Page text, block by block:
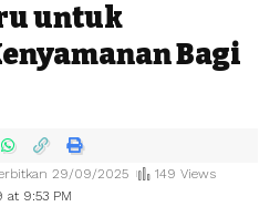
untuk
Bagi
9:53 PM
29/09/2025 149 Views